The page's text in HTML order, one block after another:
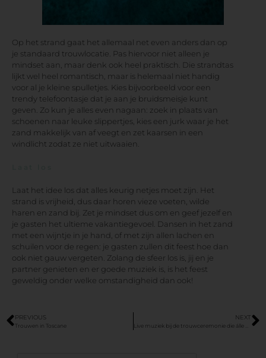
Op het strand gaat het allemaal net even anders dan op
je standaard trouwlocatie. Pas hiervoor niet alleen je
mindset aan, maar denk ook heel praktisch. Die strandtas
lijkt wel heel romantisch, maar is helemaal niet handig
voor al je kleine spulletjes. Kies bijvoorbeeld voor een
trendy telefoontasje dat je aan je bruidsmeisje kunt
geven. Zo kun je alles even nagaan: zoek in plaats van
schoenen naar leuke slippertjes, kies een jurk waar je het
zand makkelijk van af veegt en zet kaarsen in een
windlicht zodat ze niet uitwaaien.
Laat het idee los dat alles keurig netjes moet zijn. Het
strand is vrijheid, dus daar horen vieze voeten, wilde
haren en zand bij. Zet je mindset dus om en geef jezelf en
je gasten het ultieme vakantiegevoel. Dansen in het zand
met een wijntje in je hand, of met zijn allen lachen en
schuilen voor de regen: je gasten zullen dit feest hoe dan
ook niet gauw vergeten. Zolang de sfeer los is, jij en je
partner genieten en er goede muziek is, is het feest
geweldig onder welke omstandigheid dan ook!
PREVIOUS
Trouwen in Toscane
NEXT